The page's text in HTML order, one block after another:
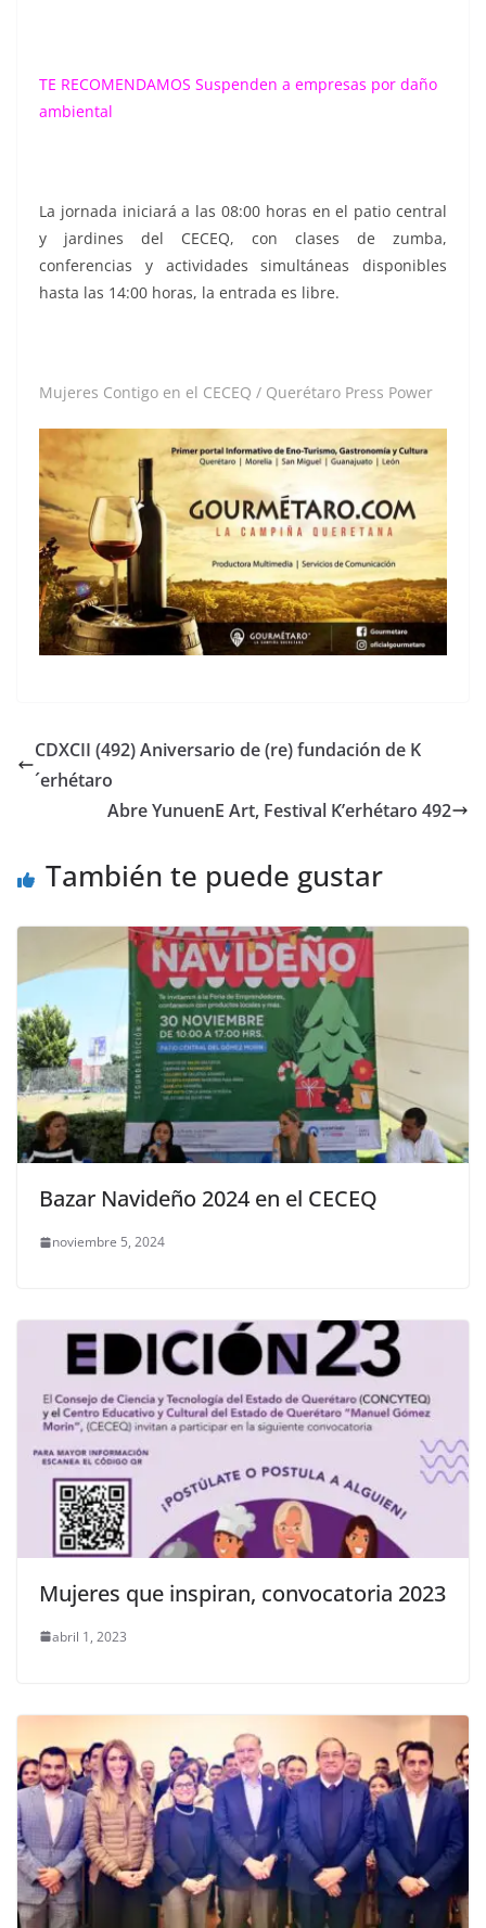
TE RECOMENDAMOS Suspenden a empresas por daño
ambiental
La jornada iniciará a las 08:00 horas en el patio central
y jardines del CECEQ, con clases de zumba,
conferencias y actividades simultáneas disponibles
hasta las 14:00 horas, la entrada es libre.
Mujeres Contigo en el CECEQ / Querétaro Press Power
CDXCII (492) Aniversario de (re) fundación de K
´erhétaro
Abre YunuenE Art, Festival K’erhétaro 492
También te puede gustar
Bazar Navideño 2024 en el CECEQ
noviembre 5, 2024
Mujeres que inspiran, convocatoria 2023
abril 1, 2023